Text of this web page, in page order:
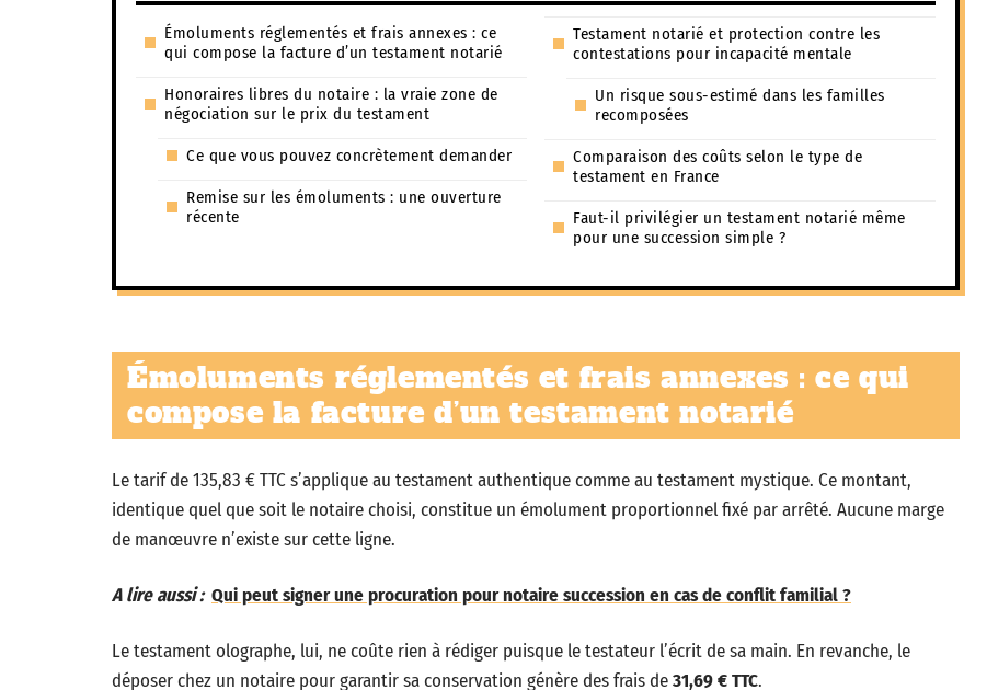
Émoluments réglementés et frais annexes : ce
qui compose la facture d’un testament notarié
Honoraires libres du notaire : la vraie zone de
négociation sur le prix du testament
Ce que vous pouvez concrètement demander
Remise sur les émoluments : une ouverture
récente
Testament notarié et protection contre les
contestations pour incapacité mentale
Un risque sous-estimé dans les familles
recomposées
Comparaison des coûts selon le type de
testament en France
Faut-il privilégier un testament notarié même
pour une succession simple ?
Émoluments réglementés et frais annexes : ce qui
compose la facture d’un testament notarié
Le tarif de 135,83 € TTC s’applique au testament authentique comme au testament mystique. Ce montant,
identique quel que soit le notaire choisi, constitue un émolument proportionnel fixé par arrêté. Aucune marge
de manœuvre n’existe sur cette ligne.
A lire aussi : Qui peut signer une procuration pour notaire succession en cas de conflit familial ?
Le testament olographe, lui, ne coûte rien à rédiger puisque le testateur l’écrit de sa main. En revanche, le
déposer chez un notaire pour garantir sa conservation génère des frais de31,69 € TTC.